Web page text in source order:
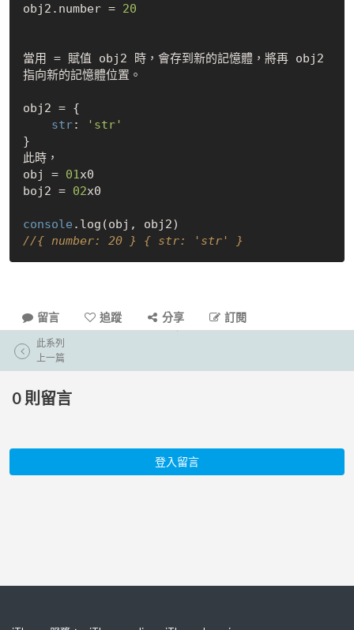
obj2.number = 20
當用 = 賦值 obj2 時，會存到新的記憶體，將再 obj2
指向新的記憶體位置。
obj2 = {
str:
'str'
}
此時，
obj = 01x0
boj2 = 02x0
console
//{ number: 20 } { str: 'str' }
留言 追蹤 分享 訂閱
此系列
上一篇
0 則留言
登入留言